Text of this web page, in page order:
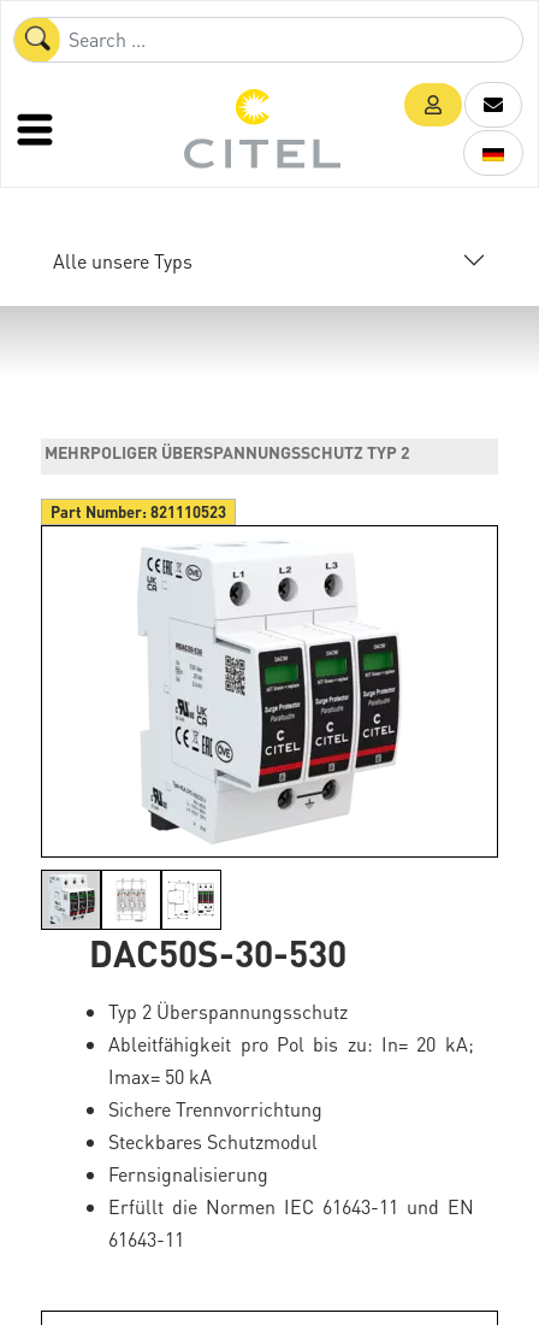
Alle unsere Typs
MEHRPOLIGER ÜBERSPANNUNGSSCHUTZ TYP 2
Part Number:821110523
DAC50S-30-530
Typ 2 Überspannungsschutz
Ableitfähigkeit pro Pol bis zu: In= 20 kA;
Imax= 50 kA
Sichere Trennvorrichtung
Steckbares Schutzmodul
Fernsignalisierung
Erfüllt die Normen IEC 61643-11 und EN
61643-11